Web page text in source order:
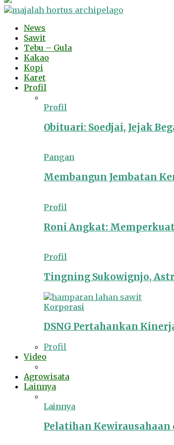
News
Sawit
Tebu – Gula
Kakao
Kopi
Karet
Profil
Profil
Obituari: Soedjai, Jejak
Pangan
Membangun Jembatan
Profil
Roni Angkat:
Profil
Tingning Sukowignjo,
Korporasi
DSNG Pertahankan
Profil
Video
Agrowisata
Lainnya
Lainnya
Pelatihan Kewirausahaan